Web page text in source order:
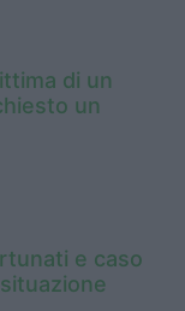
di un
un
e caso